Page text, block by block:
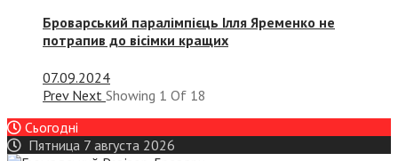
Броварський паралімпієць Ілля Яременко не
потрапив до вісімки кращих
07.09.2024
Prev Next Showing 1 Of 18
Сьогодні
Пятница 7 августа 2026